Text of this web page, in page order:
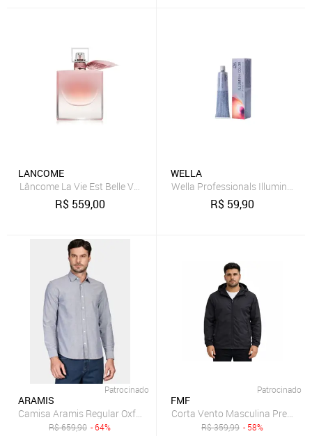
LANCOME
Lâncome La Vie Est Belle Vanille Nude Eau de Parfum 30ml
R$ 559,00
WELLA
Wella Professionals Illumina
R$ 59,90
Patrocinado
ARAMIS
Camisa Aramis Regular Oxford Marinho
R$659,90 - 64%
Patrocinado
FMF
R$359,99 - 58%